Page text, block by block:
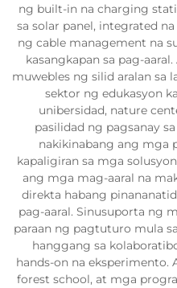
ng built-in na charging
sa solar panel, integrated
ng cable management na
kasangkapan sa pag-
muwebles ng silid aralan sa
sektor ng edukasyon
unibersidad, nature
pasilidad ng pagsanay
nakikinabang ang mga
kapaligiran sa mga
ang mga mag-aaral na
direkta habang
pag-aaral. Sinusuporta ng
paraan ng pagtuturo mula
hanggang sa
hands-on na eksperimento.
forest school, at mga